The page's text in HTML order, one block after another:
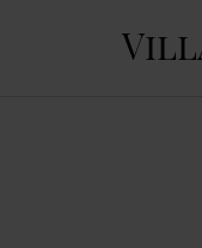
Villa